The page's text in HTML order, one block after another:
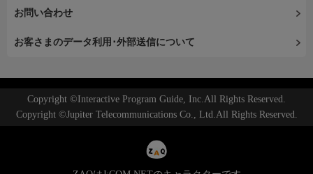
お問い合わせ
お客さまのデータ利用･外部送信について
Copyright ©Interactive Program Guide, Inc.All Rights Reserved.
Copyright ©Jupiter Telecommunications Co., Ltd.All Rights Reserved.